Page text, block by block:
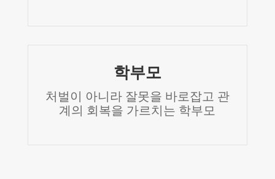
학부모
처벌이 아니라 잘못을 바로잡고 관
계의 회복을 가르치는 학부모